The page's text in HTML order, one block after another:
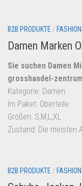
B2B PRODUKTE /
Damen Marken
Sie suchen Damen
grosshandel-
Kategorie: Damen
Im Paket: Oberteile
Größen: S,M,L,XL
Zustand: Die meisten
B2B PRODUKTE /